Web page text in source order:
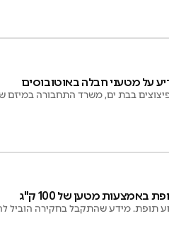
בבת ים, משרד התחבורה במיזם
באמצעות מטען של 100 ק"ג
מידע שהתקבל בחקירה הוביל להסגרת מטען של 100 ק"ג